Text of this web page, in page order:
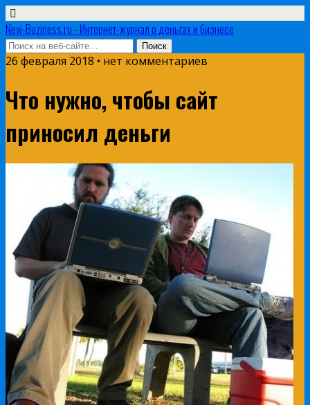
New-Buziness.ru - Интернет-журнал о деньгах и бизнесе
26 февраля 2018 • нет комментариев
Что нужно, чтобы сайт
приносил деньги